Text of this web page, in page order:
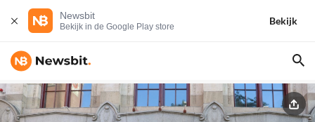
Newsbit
Bekijk in de Google Play store
Bekijk